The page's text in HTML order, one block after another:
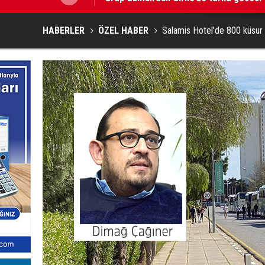
HABERLER ÖZEL HABER Salamis Hotel’de 800 küsur